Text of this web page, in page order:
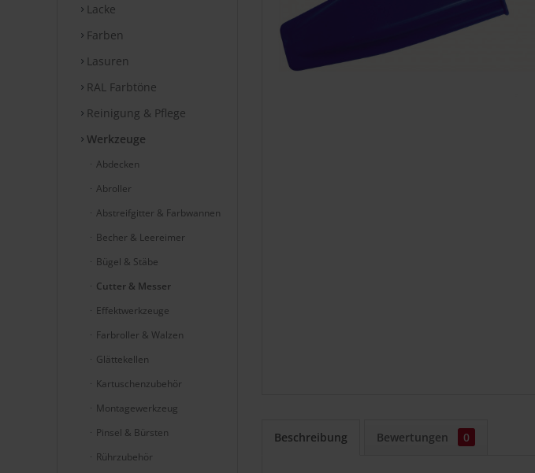
Lacke
Farben
Lasuren
RAL Farbtöne
Reinigung & Pflege
Werkzeuge
Abdecken
Abroller
Abstreifgitter & Farbwannen
Becher & Leereimer
Bügel & Stäbe
Cutter & Messer
Effektwerkzeuge
Farbroller & Walzen
Glättekellen
Kartuschenzubehör
Montagewerkzeug
Pinsel & Bürsten
Rührzubehör
Beschreibung Bewertungen 0